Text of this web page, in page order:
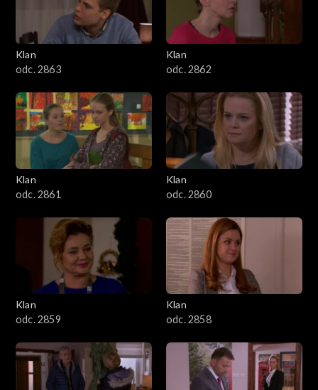
Klan
odc. 2863
Klan
odc. 2862
Klan
odc. 2861
Klan
odc. 2860
Klan
odc. 2859
Klan
odc. 2858